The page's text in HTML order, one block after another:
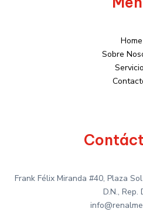
Home
Sobre
Frank Félix Miranda #40, Plaza
D.N., Rep.